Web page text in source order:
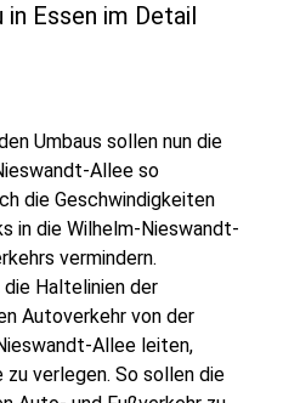
in Essen im Detail
Umbaus sollen nun die
Allee so
die Geschwindigkeiten
in die Wilhelm-Nieswandt-
vermindern.
Haltelinien der
Autoverkehr von der
Allee leiten,
verlegen. So sollen die